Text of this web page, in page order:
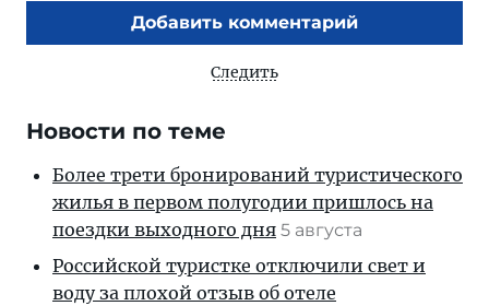
Добавить комментарий
Следить
Новости по теме
Более трети бронирований туристического
жилья в первом полугодии пришлось на
поездки выходного дня 5 августа
Российской туристке отключили свет и
воду за плохой отзыв об отеле